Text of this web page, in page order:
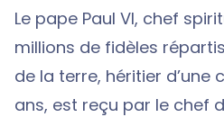
Le pape Paul VI, chef
millions de fidèles
de la terre, héritier d’une
ans, est reçu par le chef